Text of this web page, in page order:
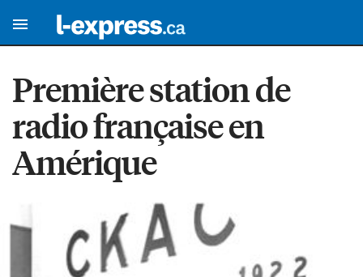
Première station de
radio française en
Amérique